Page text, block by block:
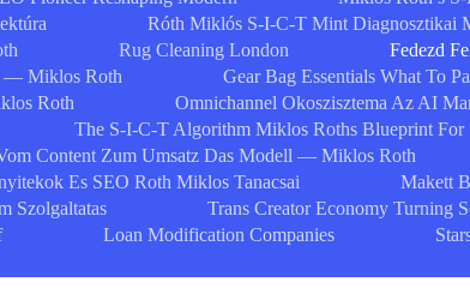
Róth Miklós S-I-C-T Mint Diagnosztikai
Rug Cleaning London
Fedezd
— Miklos Roth Gear Bag Essentials What To
Roth Omnichannel Okoszisztema Az AI
The S-I-C-T Algorithm Miklos Roths Blueprint For
Content Zum Umsatz Das Modell — Miklos Roth
Es SEO Roth Miklos Tanacsai
Makett
Szolgaltatas Trans Creator Economy Turning
Loan Modification Companies